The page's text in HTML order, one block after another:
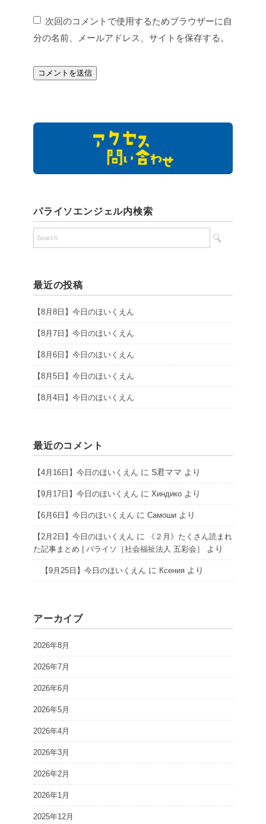
次回のコメントで使用するためブラウザーに自
分の名前、メールアドレス、サイトを保存する。
パライソエンジェル内検索
最近の投稿
【8月8日】今日のほいくえん
【8月7日】今日のほいくえん
【8月6日】今日のほいくえん
【8月5日】今日のほいくえん
【8月4日】今日のほいくえん
最近のコメント
【4月16日】今日のほいくえん に S君ママ より
【9月17日】今日のほいくえん に Хиндико より
【6月6日】今日のほいくえん に Самоши より
【2月2日】今日のほいくえん に
《２月》たくさん読まれ
た記事まとめ | パライソ［社会福祉法人 五彩会］
より
【9月25日】今日のほいくえん に Ксения より
アーカイブ
2026年8月
2026年7月
2026年6月
2026年5月
2026年4月
2026年3月
2026年2月
2026年1月
2025年12月